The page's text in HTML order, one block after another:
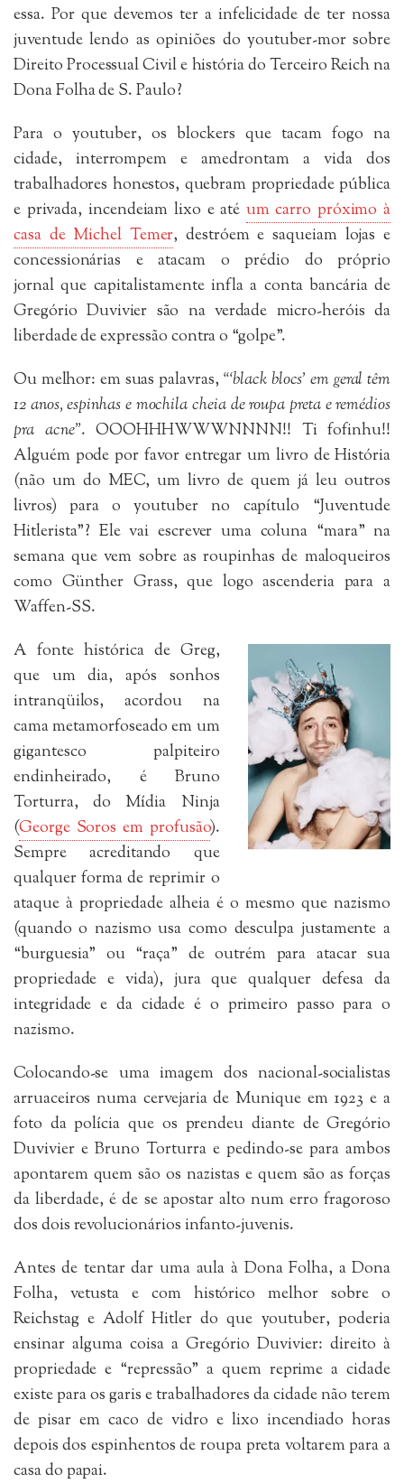
essa. Por que devemos ter a infelicidade de ter nossa
juventude lendo as opiniões do youtuber-mor sobre
Direito Processual Civil e história do Terceiro Reich na
Dona Folha de S. Paulo?
Para o youtuber, os blockers que tacam fogo na
cidade, interrompem e amedrontam a vida dos
trabalhadores honestos, quebram propriedade pública
e privada, incendeiam lixo e até um carro próximo à
casa de Michel Temer, destróem e saqueiam lojas e
concessionárias e atacam o prédio do próprio
jornal que capitalistamente infla a conta bancária de
Gregório Duvivier são na verdade micro-heróis da
liberdade de expressão contra o “golpe”.
Ou melhor: em suas palavras, “‘black blocs’ em geral têm
12 anos, espinhas e mochila cheia de roupa preta e remédios
pra acne”. OOOHHHWWWNNNN!! Ti fofinhu!!
Alguém pode por favor entregar um livro de História
(não um do MEC, um livro de quem já leu outros
livros) para o youtuber no capítulo “Juventude
Hitlerista”? Ele vai escrever uma coluna “mara” na
semana que vem sobre as roupinhas de maloqueiros
como Günther Grass, que logo ascenderia para a
Waffen-SS.
A fonte histórica de Greg,
que um dia, após sonhos
intranqüilos, acordou na
cama metamorfoseado em um
gigantesco palpiteiro
endinheirado, é Bruno
Torturra, do Mídia Ninja
(George Soros em profusão).
Sempre acreditando que
qualquer forma de reprimir o
ataque à propriedade alheia é o mesmo que nazismo
(quando o nazismo usa como desculpa justamente a
“burguesia” ou “raça” de outrém para atacar sua
propriedade e vida), jura que qualquer defesa da
integridade e da cidade é o primeiro passo para o
nazismo.
Colocando-se uma imagem dos nacional-socialistas
arruaceiros numa cervejaria de Munique em 1923 e a
foto da polícia que os prendeu diante de Gregório
Duvivier e Bruno Torturra e pedindo-se para ambos
apontarem quem são os nazistas e quem são as forças
da liberdade, é de se apostar alto num erro fragoroso
dos dois revolucionários infanto-juvenis.
Antes de tentar dar uma aula à Dona Folha, a Dona
Folha, vetusta e com histórico melhor sobre o
Reichstag e Adolf Hitler do que youtuber, poderia
ensinar alguma coisa a Gregório Duvivier: direito à
propriedade e “repressão” a quem reprime a cidade
existe para os garis e trabalhadores da cidade não terem
de pisar em caco de vidro e lixo incendiado horas
depois dos espinhentos de roupa preta voltarem para a
casa do papai.